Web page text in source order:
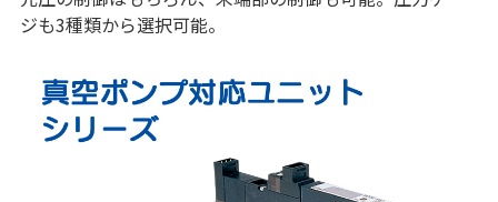
ジも3種類から選択可能。